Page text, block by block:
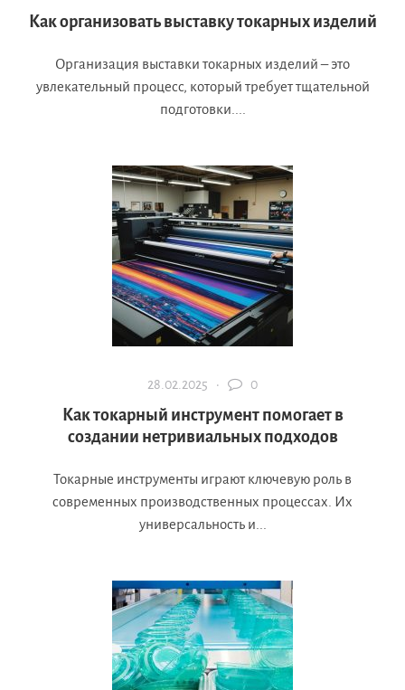
Как организовать выставку токарных изделий
Организация выставки токарных изделий – это
увлекательный процесс, который требует тщательной
подготовки....
28.02.2025 · 0
Как токарный инструмент помогает в
создании нетривиальных подходов
Токарные инструменты играют ключевую роль в
современных производственных процессах. Их
универсальность и...